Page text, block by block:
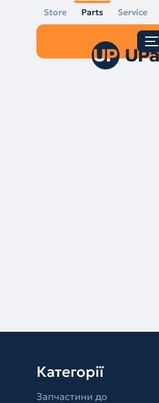
Store Parts Service
Категорії
Запчастини до